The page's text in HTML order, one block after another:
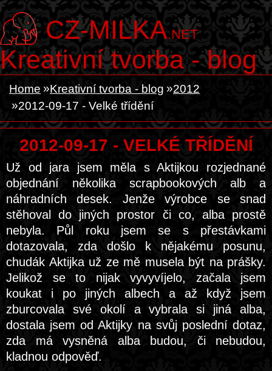
CZ-MILKA.NET
Kreativní tvorba - blog
Home Kreativní tvorba - blog
2012
2012-09-17 - Velké třídění
2012-09-17 - VELKÉ TŘÍDĚNÍ
Už od jara jsem měla s Aktijkou rozjednané
objednání několika scrapbookových alb a
náhradních desek. Jenže výrobce se snad
stěhoval do jiných prostor či co, alba prostě
nebyla. Půl roku jsem se s přestávkami
dotazovala, zda došlo k nějakému posunu,
chudák Aktijka už ze mě musela být na prášky.
Jelikož se to nijak vyvyvíjelo, začala jsem
koukat i po jiných albech a až když jsem
zburcovala své okolí a vybrala si jiná alba,
dostala jsem od Aktijky na svůj poslední dotaz,
zda má vysněná alba budou, či nebudou,
kladnou odpověď.